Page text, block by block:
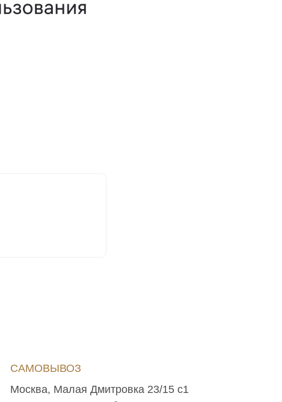
САМОВЫВОЗ
Москва, Малая Дмитровка 23/15 с1